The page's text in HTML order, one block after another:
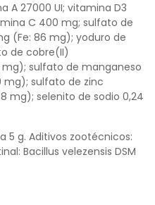
A 27000 UI; vitamina D3
C 400 mg; sulfato de
(Fe: 86 mg); yoduro de
de cobre(II)
sulfato de manganeso
mg); sulfato de zinc
mg); selenito de sodio 0,24
5 g. Aditivos zootécnicos:
Bacillus velezensis DSM